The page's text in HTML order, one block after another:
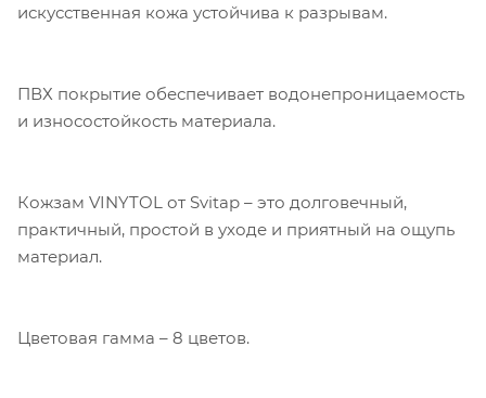
искусственная кожа устойчива к разрывам.
ПВХ покрытие обеспечивает водонепроницаемость
и износостойкость материала.
Кожзам VINYTOL от Svitap – это долговечный,
практичный, простой в уходе и приятный на ощупь
материал.
Цветовая гамма – 8 цветов.
обрабатывает персональные данные с
взаимодействие с ним. Подробнее - в
Политике. Подтвердите ваше согласие,
Принять